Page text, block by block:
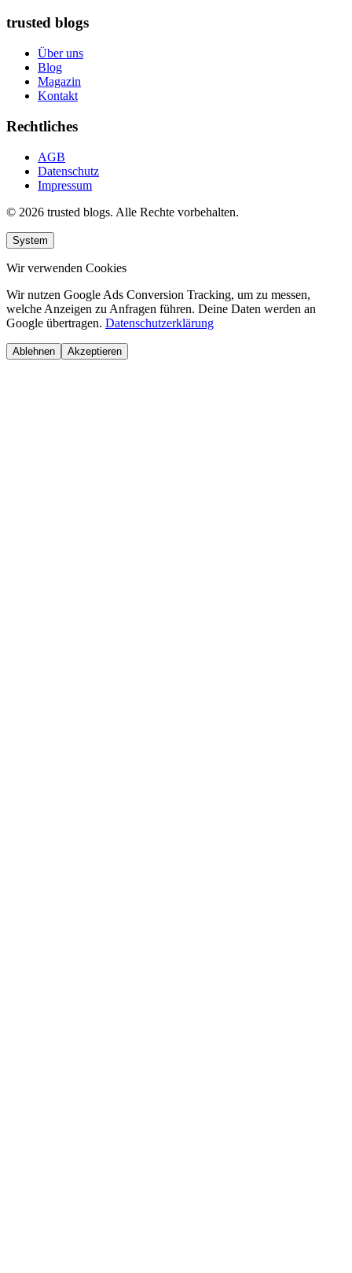
trusted blogs
Über uns
Blog
Magazin
Kontakt
Rechtliches
AGB
Datenschutz
Impressum
© 2026 trusted blogs. Alle Rechte vorbehalten.
System
Wir verwenden Cookies
Wir nutzen Google Ads Conversion Tracking, um zu messen,
welche Anzeigen zu Anfragen führen. Deine Daten werden an
Google übertragen. Datenschutzerklärung
Ablehnen Akzeptieren